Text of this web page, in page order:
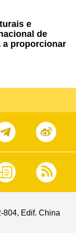
e
de
a proporcionar
804, Edif. China